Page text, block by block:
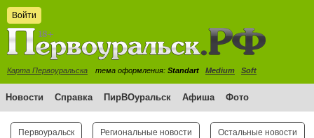
Войти
Карта Первоуральска тема оформления: Standart Medium Soft
Новости Справка ПирВОуральск Афиша Фото
Первоуральск Региональные новости Остальные новости